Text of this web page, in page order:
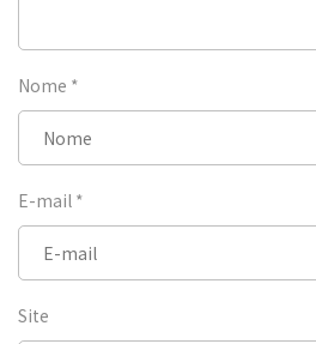
Nome *
E-mail *
Site